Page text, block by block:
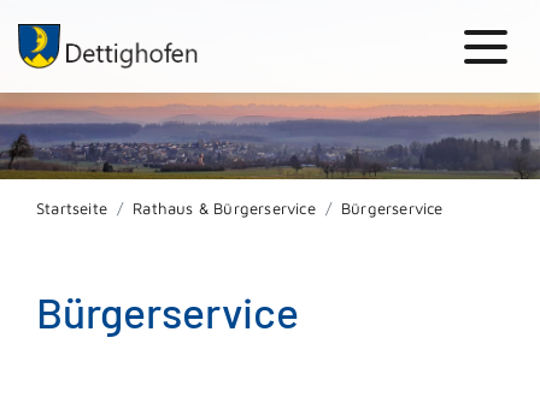
Startseite Rathaus & Bürgerservice Bürgerservice
Bürgerservice